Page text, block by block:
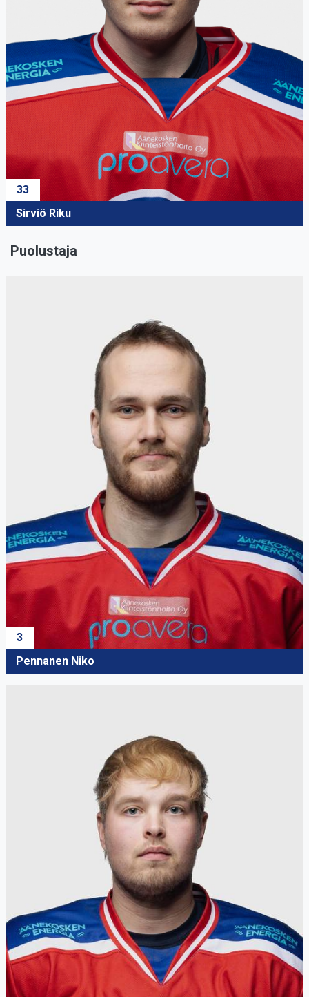
33
Sirviö Riku
Puolustaja
3
Pennanen Niko